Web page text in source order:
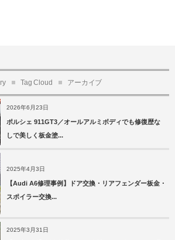
Tag Cloud アーカイブ
2026年6月23日
ポルシェ 911GT3／オールアルミボディでも修復歴な
しで美しく板金塗...
2025年4月3日
【Audi A6修理事例】ドア交換・リアフェンダー板金・
スポイラー交換...
2025年3月31日